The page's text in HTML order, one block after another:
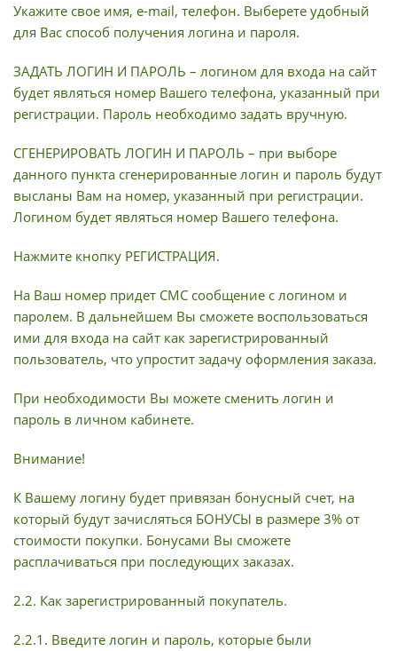
Укажите свое имя, e-mail, телефон. Выберете удобный
для Вас способ получения логина и пароля.
ЗАДАТЬ ЛОГИН И ПАРОЛЬ – логином для входа на сайт
будет являться номер Вашего телефона, указанный при
регистрации. Пароль необходимо задать вручную.
СГЕНЕРИРОВАТЬ ЛОГИН И ПАРОЛЬ – при выборе
данного пункта сгенерированные логин и пароль будут
высланы Вам на номер, указанный при регистрации.
Логином будет являться номер Вашего телефона.
Нажмите кнопку РЕГИСТРАЦИЯ.
На Ваш номер придет СМС сообщение с логином и
паролем. В дальнейшем Вы сможете воспользоваться
ими для входа на сайт как зарегистрированный
пользователь, что упростит задачу оформления заказа.
При необходимости Вы можете сменить логин и
пароль в личном кабинете.
Внимание!
К Вашему логину будет привязан бонусный счет, на
который будут зачисляться БОНУСЫ в размере 3% от
стоимости покупки. Бонусами Вы сможете
расплачиваться при последующих заказах.
2.2. Как зарегистрированный покупатель.
2.2.1. Введите логин и пароль, которые были